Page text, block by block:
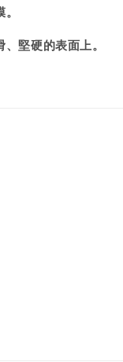
堅硬的表面上。